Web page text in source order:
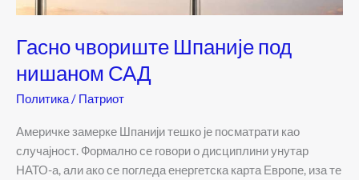
Гасно чвориште Шпаније под
нишаном САД
Политика/ Патриот
Америчке замерке Шпанији тешко је посматрати као
случајност. Формално се говори о дисциплини унутар
НАТО-а, али ако се погледа енергетска карта Европе, иза те